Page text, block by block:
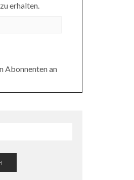
erhalten.
Abonnenten an